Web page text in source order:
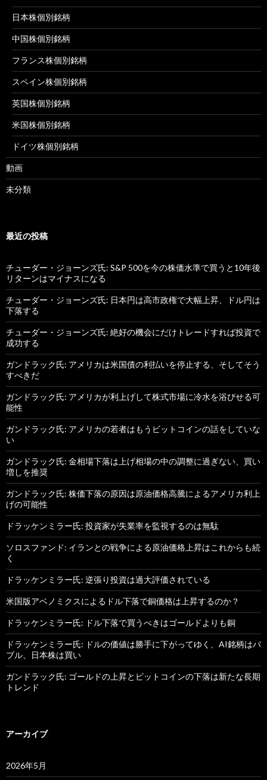
日本株個別銘柄
中国株個別銘柄
フランス株個別銘柄
スペイン株個別銘柄
英国株個別銘柄
米国株個別銘柄
ドイツ株個別銘柄
動画
未分類
最近の投稿
チューダー・ジョーンズ氏: S&P 500を今の株価水準で買うと10年後
リターンはマイナスになる
チューダー・ジョーンズ氏: 日本円は高市政権で大幅上昇、ドル円は
下落する
チューダー・ジョーンズ氏: 絶好の機会にだけトレードすれば投資で
成功する
ガンドラック氏: アメリカは米国債の利払いを停止する、そしてそう
すべきだ
ガンドラック氏: アメリカが利上げして株式市場に冷水を浴びせる可
能性
ガンドラック氏: アメリカの若者はもうビットコインの話をしていな
い
ガンドラック氏: 金相場下落は上げ相場の中の調整に過ぎない、買い
増しを推奨
ガンドラック氏: 株価下落の原因は原油価格高騰によるアメリカ利上
げの可能性
ドラッケンミラー氏: 投資家が失業率を監視するのは無駄
ソロスファンド: イランとの戦争による原油価格上昇はこれからも続
く
ドラッケンミラー氏: 逆張り投資は過大評価されている
米国版アベノミクスによるドル下落で銅価格は上昇するのか？
ドラッケンミラー氏: ドル下落で買うべきはゴールドよりも銅
ドラッケンミラー氏: ドルの価値は勝手に下がってゆく、AI銘柄はバ
ブル、日本株は買い
ガンドラック氏: ゴールドの上昇とビットコインの下落は新たな長期
トレンド
アーカイブ
2026年5月